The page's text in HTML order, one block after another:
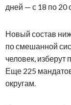
дней — с 18 по 20
Новый состав
по смешанной
человек,
Еще 225
округам.